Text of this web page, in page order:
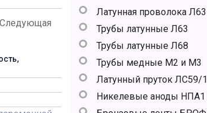
Следующая
Латунная проволока Л63
Трубы латунные Л63
Трубы латунные Л68
Трубы медные М2 и М3
Латунный пруток ЛС59/1
Никелевые аноды НПА1